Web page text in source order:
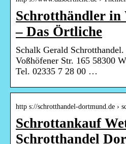
Schrotthändler in
– Das Örtliche
Schalk Gerald
Voßhöfener Str. 165 58300
Tel. 02335 7 28 00 …
http s://schrotthandel-dortmund.de ›
Schrottankauf
Schrotthandel